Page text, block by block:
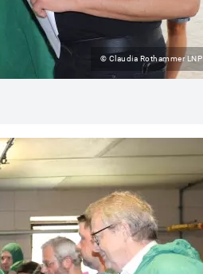
© Claudia Rothammer LNP